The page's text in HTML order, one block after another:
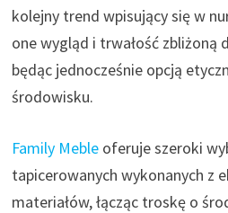
kolejny trend wpisujący się w
one wygląd i trwałość zbliżoną
będąc jednocześnie opcją
środowisku.
Family Meble oferuje szeroki
tapicerowanych wykonanych z
materiałów, łącząc troskę o